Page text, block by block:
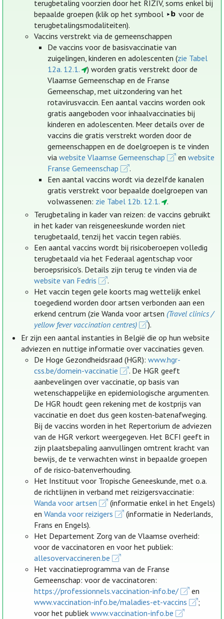
terugbetaling voorzien door het RIZIV, soms enkel bij
bepaalde groepen (klik op het symbool
voor de
terugbetalingsmodaliteiten).
Vaccins verstrekt via de gemeenschappen
De vaccins voor de basisvaccinatie van
zuigelingen, kinderen en adolescenten (zie Tabel
12a. 12.1.
) worden gratis verstrekt door de
Vlaamse Gemeenschap en de Franse
Gemeenschap, met uitzondering van het
rotavirusvaccin. Een aantal vaccins worden ook
gratis aangeboden voor inhaalvaccinaties bij
kinderen en adolescenten. Meer details over de
vaccins die gratis verstrekt worden door de
gemeenschappen en de doelgroepen is te vinden
via website Vlaamse Gemeenschap en website
Franse Gemeenschap
.
Een aantal vaccins wordt via dezelfde kanalen
gratis verstrekt voor bepaalde doelgroepen van
volwassenen: zie Tabel 12b. 12.1.
.
Terugbetaling in kader van reizen: de vaccins gebruikt
in het kader van reisgeneeskunde worden niet
terugbetaald, tenzij het vaccin tegen rabiës.
Een aantal vaccins wordt bij risicoberoepen volledig
terugbetaald via het Federaal agentschap voor
beroepsrisico's. Details zijn terug te vinden via de
website van Fedris
.
Het vaccin tegen gele koorts mag wettelijk enkel
toegediend worden door artsen verbonden aan een
erkend centrum (zie Wanda voor artsen (Travel clinics /
yellow fever vaccination centres)
).
Er zijn een aantal instanties in België die op hun website
adviezen en nuttige informatie over vaccinaties geven.
De Hoge Gezondheidsraad (HGR):www.hgr-
css.be/domein-vaccinatie
. De HGR geeft
aanbevelingen over vaccinatie, op basis van
wetenschappelijke en epidemiologische argumenten.
De HGR houdt geen rekening met de kostprijs van
vaccinatie en doet dus geen kosten-batenafweging.
Bij de vaccins worden in het Repertorium de adviezen
van de HGR verkort weergegeven. Het BCFI geeft in
zijn plaatsbepaling aanvullingen omtrent kracht van
bewijs, de te verwachten winst in bepaalde groepen
of de risico-batenverhouding.
Het Instituut voor Tropische Geneeskunde, met o.a.
de richtlijnen in verband met reizigersvaccinatie:
Wanda voor artsen
(informatie enkel in het Engels)
enWanda voor reizigers
(informatie in Nederlands,
Frans en Engels).
Het Departement Zorg van de Vlaamse overheid:
voor de vaccinatoren en voor het publiek:
allesovervaccineren.be
Het vaccinatieprogramma van de Franse
Gemeenschap: voor de vaccinatoren:
https://professionnels.vaccination-info.be/
en
www.vaccination-info.be/maladies-et-vaccins
;
voor het publiekwww.vaccination-info.be